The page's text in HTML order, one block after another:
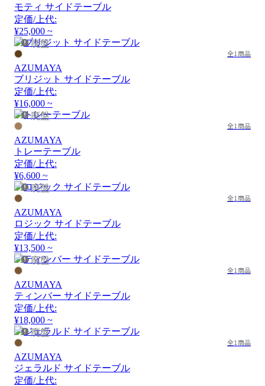
モティ サイドテーブル
定価/上代:
¥25,000 ~
廃盤
全1商品
AZUMAYA
ブリジット サイドテーブル
定価/上代:
¥16,000 ~
廃盤
全1商品
AZUMAYA
トレーテーブル
定価/上代:
¥6,600 ~
廃盤
全1商品
AZUMAYA
ロジック サイドテーブル
定価/上代:
¥13,500 ~
廃盤
全1商品
AZUMAYA
ティンバー サイドテーブル
定価/上代:
¥18,000 ~
廃盤
全1商品
AZUMAYA
ジェラルド サイドテーブル
定価/上代: